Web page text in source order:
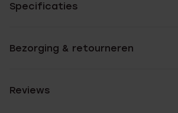
Specificaties
Bezorging & retourneren
Reviews